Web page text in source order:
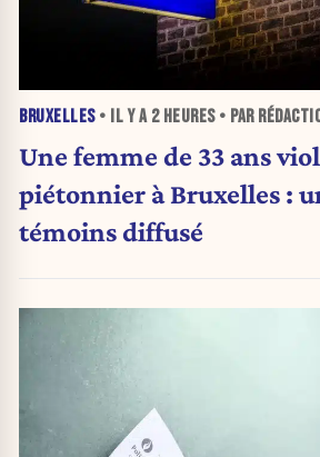
BRUXELLES• IL Y A 2 HEURES• PAR
Une femme de 33 ans
piétonnier à Bruxelles :
témoins diffusé